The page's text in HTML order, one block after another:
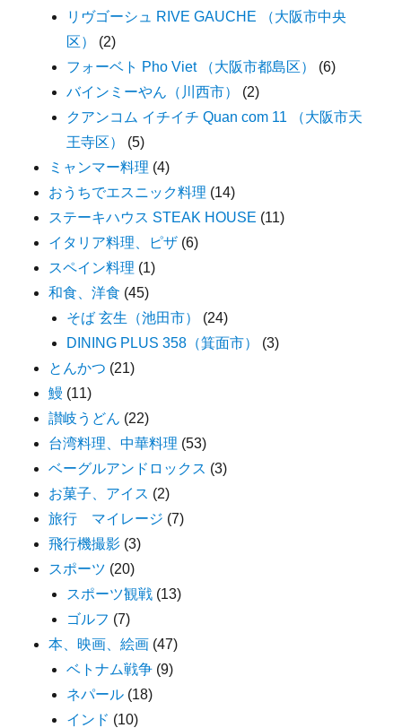
リヴゴーシュ RIVE GAUCHE （大阪市中央
区）
(2)
フォーベト Pho Viet （大阪市都島区）
(6)
バインミーやん（川西市）
(2)
クアンコム イチイチ Quan com 11 （大阪市天
王寺区）
(5)
ミャンマー料理 (4)
おうちでエスニック料理 (14)
ステーキハウス STEAK HOUSE (11)
イタリア料理、ピザ (6)
スペイン料理 (1)
和食、洋食 (45)
そば 玄生（池田市）
(24)
DINING PLUS 358（箕面市）
(3)
とんかつ (21)
鰻 (11)
讃岐うどん (22)
台湾料理、中華料理 (53)
ベーグルアンドロックス (3)
お菓子、アイス (2)
旅行 マイレージ (7)
飛行機撮影 (3)
スポーツ (20)
スポーツ観戦 (13)
ゴルフ (7)
本、映画、絵画 (47)
ベトナム戦争 (9)
ネパール (18)
インド (10)